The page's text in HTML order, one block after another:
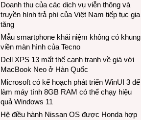
Doanh thu của các dịch vụ viễn thông và
truyền hình trả phí của Việt Nam tiếp tục gia
tăng
Mẫu smartphone khái niệm không có khung
viền màn hình của Tecno
Dell XPS 13 mất thế cạnh tranh về giá với
MacBook Neo ở Hàn Quốc
Microsoft có kế hoạch phát triển WinUI 3 để
làm máy tính 8GB RAM có thể chạy hiệu
quả Windows 11
Hệ điều hành Nissan OS được Honda hợp